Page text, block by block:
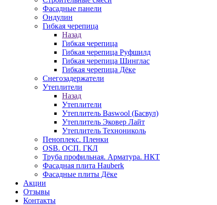
Фасадные панели
Ондулин
Гибкая черепица
Назад
Гибкая черепица
Гибкая черепица Руфшилд
Гибкая черепица Шинглас
Гибкая черепица Дёке
Снегозадержатели
Утеплители
Назад
Утеплители
Утеплитель Baswool (Басвул)
Утеплитель Эковер Лайт
Утеплитель Технониколь
Пеноплекс. Пленки
OSB. ОСП. ГКЛ
Труба профильная. Арматура. НКТ
Фасадная плита Hauberk
Фасадные плиты Дёке
Акции
Отзывы
Контакты